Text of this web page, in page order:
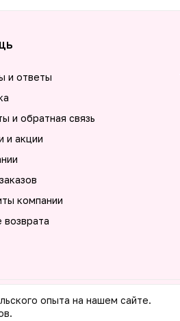
и ответы
и обратная связь
и акции
компании
возврата
опыта на нашем сайте.